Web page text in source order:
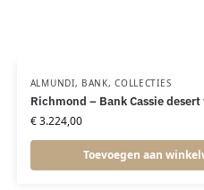
ALMUNDI, BANK,COLLECTIES
Richmond – Bank Cassie
€3.224,00
Toevoegen aan